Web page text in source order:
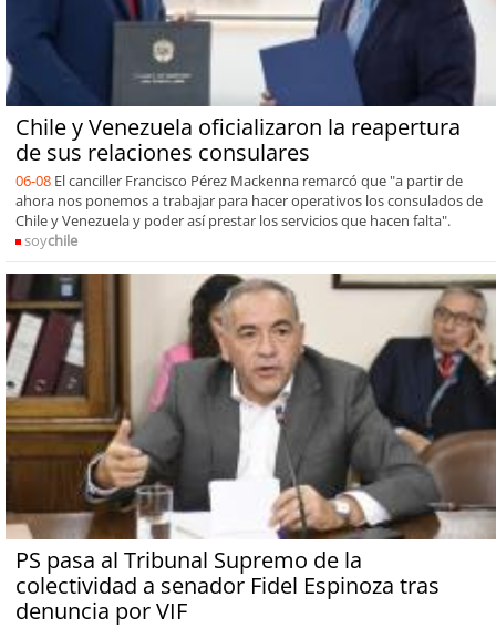
Chile y Venezuela oficializaron la reapertura
de sus relaciones consulares
06-08 El canciller Francisco Pérez Mackenna remarcó que "a partir de
ahora nos ponemos a trabajar para hacer operativos los consulados de
Chile y Venezuela y poder así prestar los servicios que hacen falta".
soychile
PS pasa al Tribunal Supremo de la
colectividad a senador Fidel Espinoza tras
denuncia por VIF